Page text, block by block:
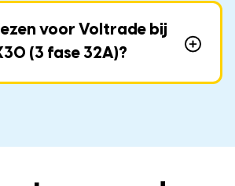
voor Voltrade bij
(3 fase 32A)?